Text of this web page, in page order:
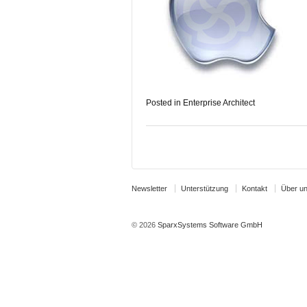
Posted in Enterprise Architect
Newsletter Unterstützung Kontakt Über
© 2026 SparxSystems Software GmbH